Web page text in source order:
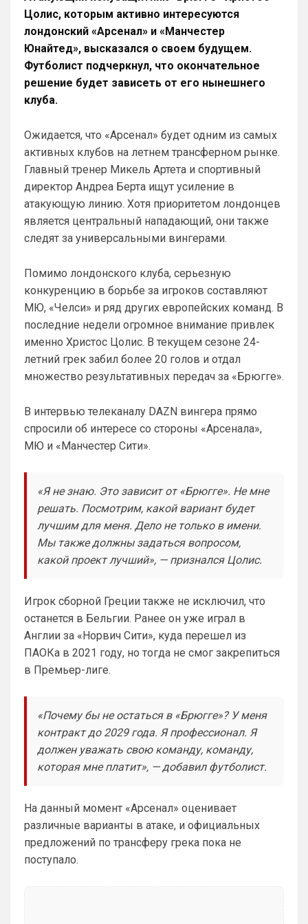
Цолис, которым активно интересуются
лондонский «Арсенал» и «Манчестер
Юнайтед», высказался о своем будущем.
Футболист подчеркнул, что окончательное
решение будет зависеть от его нынешнего
клуба.
Ожидается, что «Арсенал» будет одним из самых
активных клубов на летнем трансферном рынке.
Главный тренер Микель Артета и спортивный
директор Андреа Берта ищут усиление в
атакующую линию. Хотя приоритетом лондонцев
является центральный нападающий, они также
следят за универсальными вингерами.
Помимо лондонского клуба, серьезную
конкуренцию в борьбе за игроков составляют
МЮ, «Челси» и ряд других европейских команд. В
последние недели огромное внимание привлек
именно Христос Цолис. В текущем сезоне 24-
летний грек забил более 20 голов и отдал
множество результативных передач за «Брюгге».
В интервью телеканалу DAZN вингера прямо
спросили об интересе со стороны «Арсенала»,
МЮ и «Манчестер Сити».
«Я не знаю. Это зависит от «Брюгге». Не мне
решать. Посмотрим, какой вариант будет
лучшим для меня. Дело не только в имени.
Мы также должны задаться вопросом,
какой проект лучший», — признался Цолис.
Игрок сборной Греции также не исключил, что
останется в Бельгии. Ранее он уже играл в
Англии за «Норвич Сити», куда перешел из
ПАОКа в 2021 году, но тогда не смог закрепиться
в Премьер-лиге.
«Почему бы не остаться в «Брюгге»? У меня
контракт до 2029 года. Я профессионал. Я
должен уважать свою команду, команду,
которая мне платит», — добавил футболист.
На данный момент «Арсенал» оценивает
различные варианты в атаке, и официальных
предложений по трансферу грека пока не
поступало.
SkyNet • 00:50
Ответ для Аристократ
Думаешь нет ?)А я думаю он наблюдает,
для «удара»
Может для удава? ))
Аристократ
Может для удава? ))
Ааа, Кибер это ты , я только щас догнал
про Скайнет )
Britball • 01:48
блин узнаю наш старый добрый чат на
Челси)))
профиле любимый клуб, если еще не
поставили. Он будет отображаться в
комментах. Писать с большой буквы, без
всяких лишних знаков: Челси
Аристократ• 01:51
Конечно будет занятно , если Ямалю
дадут ЗМ, а не Кейну
Ответ для Аристократ
Ааа, Кибер это ты , я только щас догнал про
Скайнет )
SkyNet• 01:59изменено
Ответ для Britball
Пацаны, будет время поставьте в профиле
любимый клуб, если еще не поставили. Он
будет отображаться в комментах. Писать с
Не хочу, я может ещё подумаю и
Барбилону к примеру поставлю или
Britball• 02:16
Ответ для SkyNet
Не хочу, я может ещё подумаю и Барбилону
к примеру поставлю или Баварку. ))
пока только Челси работает у нас. Я еще
Deep_Blue• 12:07
Ответ для Аристократ
Конечно будет занятно , если Ямалю дадут
Ответ для Deep_Blue
ЛЧ, его команды слили.